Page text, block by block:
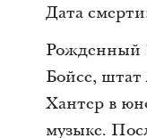
Дата
Рожденный
Бойсе,
Хантер в
музыке.